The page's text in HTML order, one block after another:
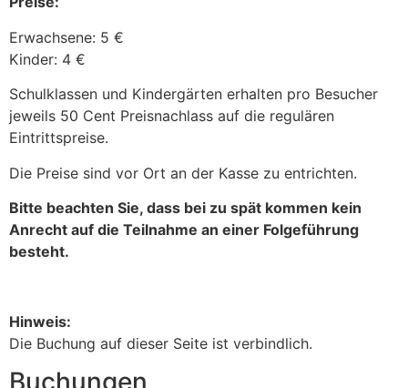
Erwachsene: 5 €
Kinder: 4 €
Schulklassen und Kindergärten erhalten pro Besucher
jeweils 50 Cent Preisnachlass auf die regulären
Eintrittspreise.
Die Preise sind vor Ort an der Kasse zu entrichten.
Bitte beachten Sie, dass bei zu spät kommen kein
Anrecht auf die Teilnahme an einer Folgeführung
besteht.
Hinweis:
Die Buchung auf dieser Seite ist verbindlich.
Buchungen